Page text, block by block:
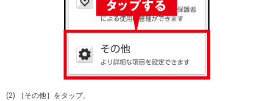
(2) ［その他］をタップ。